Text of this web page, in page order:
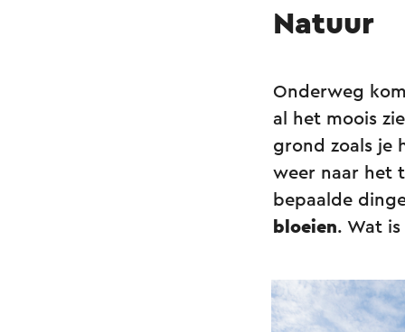
Natuur
Onderweg
al het moois
grond zoals je
weer naar het
bepaalde
bloeien. Wat